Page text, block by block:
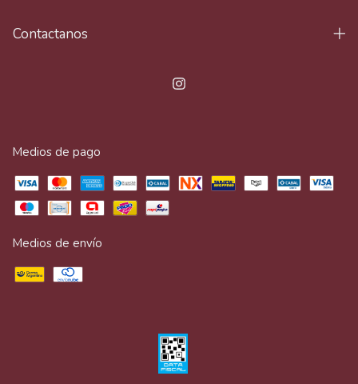
Contactanos
Medios de pago
Medios de envío